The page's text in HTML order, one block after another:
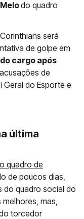
do quadro
será
de golpe em
cargo após
de
Geral do Esporte e
última
quadro de
de poucos dias,
do quadro social do
mas,
torcedor